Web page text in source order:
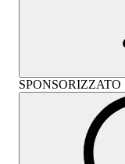
SPONSORIZZATO